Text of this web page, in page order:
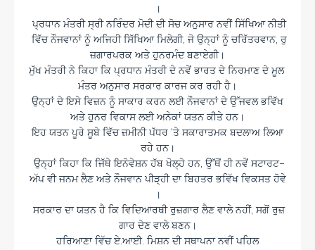
।
ਪ੍ਰਧਾਨ ਮੰਤਰੀ ਸ੍ਰੀ ਨਰਿੰਦਰ ਮੋਦੀ ਦੀ ਸੋਚ ਅਨੁਸਾਰ ਨਵੀਂ ਸਿੱਖਿਆ ਨੀਤੀ
ਵਿੱਚ ਨੌਜਵਾਨਾਂ ਨੂੰ ਅਜਿਹੀ ਸਿੱਖਿਆ ਮਿਲੇਗੀ, ਜੋ ਉਨ੍ਹਾਂ ਨੂੰ ਚਰਿੱਤਰਵਾਨ, ਰੁ
ਜ਼ਗਾਰਪਰਕ ਅਤੇ ਹੁਨਰਮੰਦ ਬਣਾਏਗੀ।
ਮੁੱਖ ਮੰਤਰੀ ਨੇ ਕਿਹਾ ਕਿ ਪ੍ਰਧਾਨ ਮੰਤਰੀ ਦੇ ਨਵੇਂ ਭਾਰਤ ਦੇ ਨਿਰਮਾਣ ਦੇ ਮੂਲ
ਮੰਤਰ ਅਨੁਸਾਰ ਸਰਕਾਰ ਕਾਰਜ ਕਰ ਰਹੀ ਹੈ।
ਉਨ੍ਹਾਂ ਦੇ ਇਸੇ ਵਿਜ਼ਨ ਨੂੰ ਸਾਕਾਰ ਕਰਨ ਲਈ ਨੌਜਵਾਨਾਂ ਦੇ ਉੱਜਵਲ ਭਵਿੱਖ
ਅਤੇ ਹੁਨਰ ਵਿਕਾਸ ਲਈ ਅਨੇਕਾਂ ਯਤਨ ਕੀਤੇ ਹਨ।
ਇਹ ਯਤਨ ਪੂਰੇ ਸੂਬੇ ਵਿੱਚ ਜ਼ਮੀਨੀ ਪੱਧਰ ‘ਤੇ ਸਕਾਰਾਤਮਕ ਬਦਲਾਅ ਲਿਆ
ਰਹੇ ਹਨ।
ਉਨ੍ਹਾਂ ਕਿਹਾ ਕਿ ਜਿੱਥੇ ਇਨੋਵੇਸ਼ਨ ਹੱਬ ਖੋਲ੍ਹੇ ਹਨ, ਉੱਥੋਂ ਹੀ ਨਵੇਂ ਸਟਾਰਟ–
ਅੱਪ ਵੀ ਜਨਮ ਲੈਣ ਅਤੇ ਨੌਜਵਾਨ ਪੀੜ੍ਹੀ ਦਾ ਬਿਹਤਰ ਭਵਿੱਖ ਵਿਕਸਤ ਹੋਵੇ
।
ਸਰਕਾਰ ਦਾ ਯਤਨ ਹੈ ਕਿ ਵਿਦਿਆਰਥੀ ਰੁਜ਼ਗਾਰ ਲੈਣ ਵਾਲੇ ਨਹੀਂ, ਸਗੋਂ ਰੁਜ਼
ਗਾਰ ਦੇਣ ਵਾਲੇ ਬਣਨ।
ਹਰਿਆਣਾ ਵਿੱਚ ਏ.ਆਈ. ਮਿਸ਼ਨ ਦੀ ਸਥਾਪਨਾ ਨਵੀਂ ਪਹਿਲ